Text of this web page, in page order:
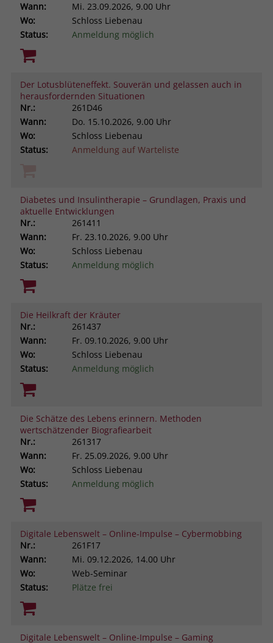
Wann:
Mi. 23.09.2026, 9.00 Uhr
Wo:
Schloss Liebenau
Status:
Anmeldung möglich
Der Lotusblüteneffekt. Souverän und gelassen auch in
herausfordernden Situationen
Nr.:
261D46
Wann:
Do. 15.10.2026, 9.00 Uhr
Wo:
Schloss Liebenau
Status:
Anmeldung auf Warteliste
Diabetes und Insulintherapie – Grundlagen, Praxis und
aktuelle Entwicklungen
Nr.:
261411
Wann:
Fr. 23.10.2026, 9.00 Uhr
Wo:
Schloss Liebenau
Status:
Anmeldung möglich
Die Heilkraft der Kräuter
Nr.:
261437
Wann:
Fr. 09.10.2026, 9.00 Uhr
Wo:
Schloss Liebenau
Status:
Anmeldung möglich
Die Schätze des Lebens erinnern. Methoden
wertschätzender Biografiearbeit
Nr.:
261317
Wann:
Fr. 25.09.2026, 9.00 Uhr
Wo:
Schloss Liebenau
Status:
Anmeldung möglich
Digitale Lebenswelt – Online-Impulse – Cybermobbing
Nr.:
261F17
Wann:
Mi. 09.12.2026, 14.00 Uhr
Wo:
Web-Seminar
Status:
Plätze frei
Digitale Lebenswelt – Online-Impulse – Gaming